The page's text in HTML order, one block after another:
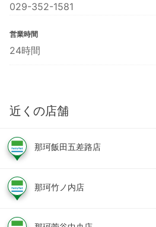
029-352-1581
営業時間
24時間
近くの店舗
那珂飯田五差路店
那珂竹ノ内店